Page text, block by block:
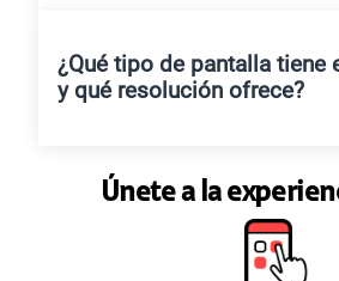
¿Qué tipo de pantalla tiene
y qué resolución ofrece?
Únete a la